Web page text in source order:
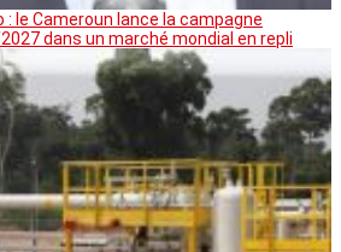
: le Cameroun lance la campagne
dans un marché mondial en repli